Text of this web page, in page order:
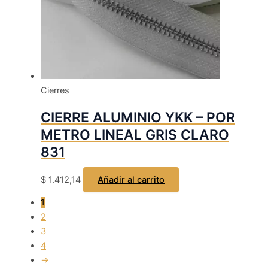
Cierres
CIERRE ALUMINIO YKK – POR
METRO LINEAL GRIS CLARO
831
$ 1.412,14 Añadir al carrito
1
2
3
4
→